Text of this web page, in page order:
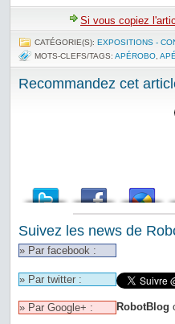
Si vous copiez
CATÉGORIE(S): EXPOSITIONS -
MOTS-CLEFS/TAGS: APÉROBO
Recommandez cet
Suivez les news de
» Par facebook :
» Par twitter :
» Par Google+ : RobotBlog